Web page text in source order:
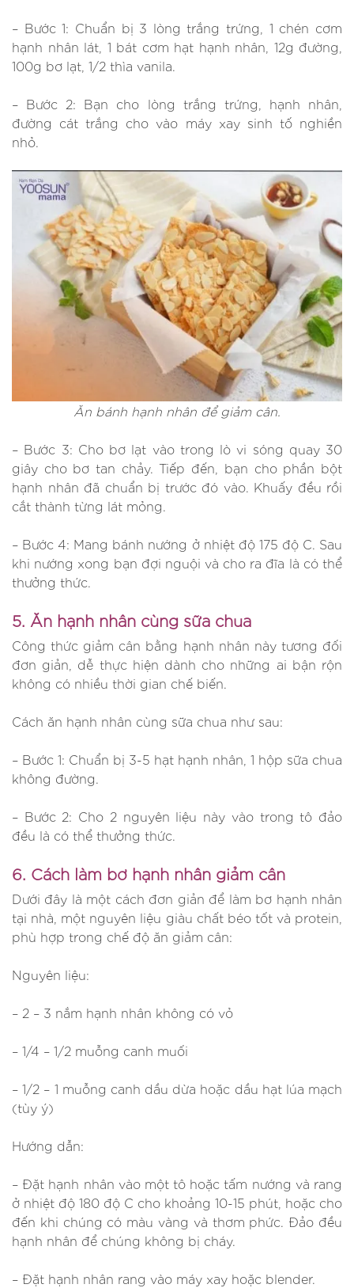
– Bước 1: Chuẩn bị 3 lòng trắng trứng, 1 chén cơm
hạnh nhân lát, 1 bát cơm hạt hạnh nhân, 12g đường,
100g bơ lạt, 1/2 thìa vanila.
– Bước 2: Bạn cho lòng trắng trứng, hạnh nhân,
đường cát trắng cho vào máy xay sinh tố nghiền
nhỏ.
Ăn bánh hạnh nhân để giảm cân.
– Bước 3: Cho bơ lạt vào trong lò vi sóng quay 30
giây cho bơ tan chảy. Tiếp đến, bạn cho phần bột
hạnh nhân đã chuẩn bị trước đó vào. Khuấy đều rồi
cắt thành từng lát mỏng.
– Bước 4: Mang bánh nướng ở nhiệt độ 175 độ C. Sau
khi nướng xong bạn đợi nguội và cho ra đĩa là có thể
thưởng thức.
5. Ăn hạnh nhân cùng sữa chua
Công thức giảm cân bằng hạnh nhân này tương đối
đơn giản, dễ thực hiện dành cho những ai bận rộn
không có nhiều thời gian chế biến.
Cách ăn hạnh nhân cùng sữa chua như sau:
– Bước 1: Chuẩn bị 3-5 hạt hạnh nhân, 1 hộp sữa chua
không đường.
– Bước 2: Cho 2 nguyên liệu này vào trong tô đảo
đều là có thể thưởng thức.
6. Cách làm bơ hạnh nhân giảm cân
Dưới đây là một cách đơn giản để làm bơ hạnh nhân
tại nhà, một nguyên liệu giàu chất béo tốt và protein,
phù hợp trong chế độ ăn giảm cân:
Nguyên liệu:
– 2 – 3 nắm hạnh nhân không có vỏ
– 1/4 – 1/2 muỗng canh muối
– 1/2 – 1 muỗng canh dầu dừa hoặc dầu hạt lúa mạch
(tùy ý)
Hướng dẫn:
– Đặt hạnh nhân vào một tô hoặc tấm nướng và rang
ở nhiệt độ 180 độ C cho khoảng 10-15 phút, hoặc cho
đến khi chúng có màu vàng và thơm phức. Đảo đều
hạnh nhân để chúng không bị cháy.
– Đặt hạnh nhân rang vào máy xay hoặc blender.